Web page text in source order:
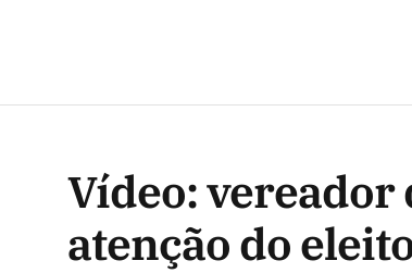
Vídeo: vereador
atenção do